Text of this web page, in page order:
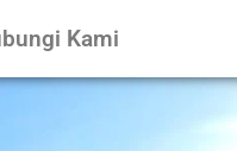
Kami